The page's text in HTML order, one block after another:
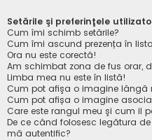
Setările şi preferinţele
Cum îmi schimb setările?
Cum îmi ascund prezența în
Ora nu este corectă!
Am schimbat zona de fus orar,
Limba mea nu este în listă!
Cum pot afişa o imagine lângă
Cum pot afișa o imagine
Care este rangul meu şi cum il
De ce când folosesc legătura
mă autentific?